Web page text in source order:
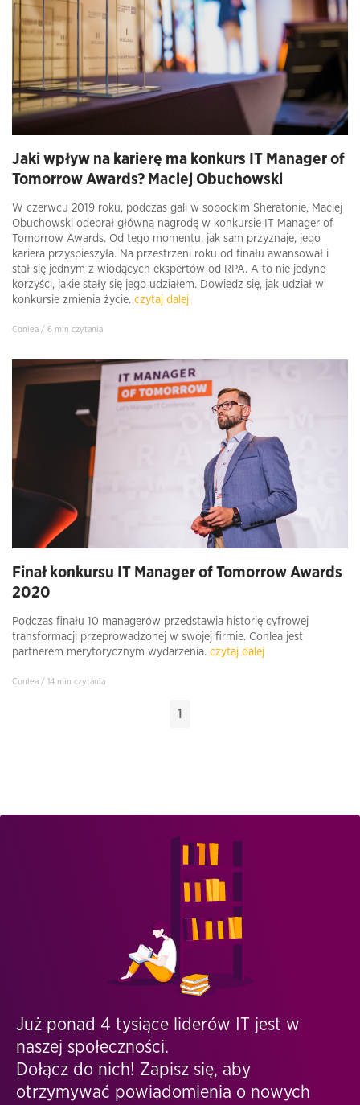
Jaki wpływ na karierę ma konkurs IT Manager of
Tomorrow Awards? Maciej Obuchowski
W czerwcu 2019 roku, podczas gali w sopockim Sheratonie, Maciej
Obuchowski odebrał główną nagrodę w konkursie IT Manager of
Tomorrow Awards. Od tego momentu, jak sam przyznaje, jego
kariera przyspieszyła. Na przestrzeni roku od finału awansował i
stał się jednym z wiodących ekspertów od RPA. A to nie jedyne
korzyści, jakie stały się jego udziałem. Dowiedz się, jak udział w
konkursie zmienia życie. czytaj dalej
Conlea / 6 min czytania
Finał konkursu IT Manager of Tomorrow Awards
2020
Podczas finału 10 managerów przedstawia historię cyfrowej
transformacji przeprowadzonej w swojej firmie. Conlea jest
partnerem merytorycznym wydarzenia. czytaj dalej
Conlea / 14 min czytania
1
Już ponad 4 tysiące liderów IT jest w
naszej społeczności.
Dołącz do nich! Zapisz się, aby
otrzymywać powiadomienia o nowych